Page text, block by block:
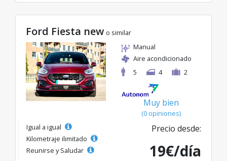
Ford Fiesta new o similar
Manual
Aire acondicionado
5
4 2
Muy bien
(0 opiniones)
Igual a igual
Kilometraje ilimitado
Reunirse y Saludar
Precio desde:
19€/día